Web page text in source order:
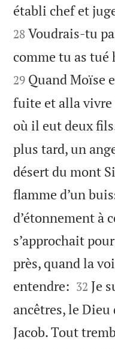
établi chef et
28 Voudrais-tu
comme tu as tué
29 Quand Moïse
fuite et alla vivre
où il eut deux
plus tard, un
désert du mont
flamme d’un
d’étonnement à
s’approchait
près, quand la
entendre: 

32 Je
ancêtres, le Dieu
Jacob. Tout